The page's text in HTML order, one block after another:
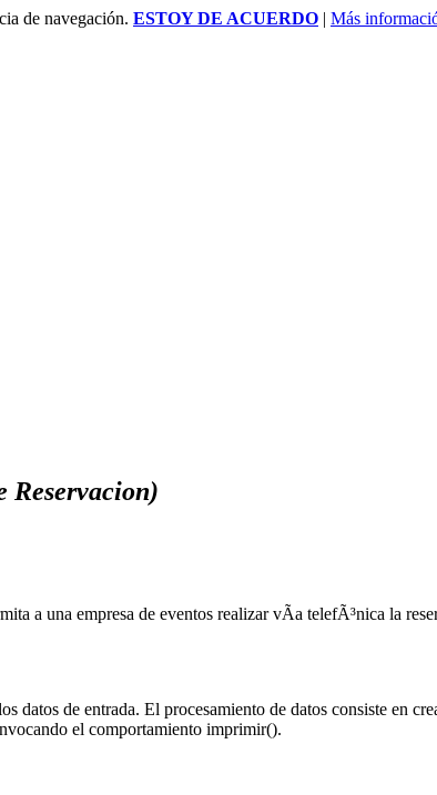
de navegación. ESTOY DE ACUERDO | Más
Reservacion)
a una empresa de eventos realizar vÃ­a telefÃ³nica la
datos de entrada. El procesamiento de datos consiste en
el comportamiento imprimir().